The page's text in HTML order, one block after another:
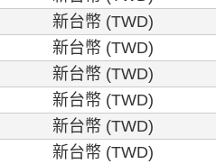
新台幣 (TWD)
新台幣 (TWD)
新台幣 (TWD)
新台幣 (TWD)
新台幣 (TWD)
新台幣 (TWD)